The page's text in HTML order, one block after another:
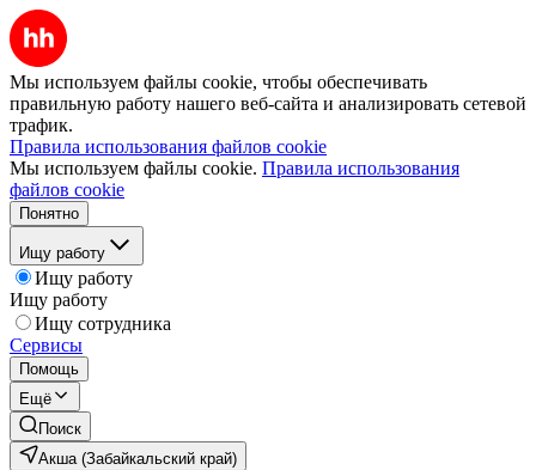
Мы используем файлы cookie, чтобы обеспечивать
правильную работу нашего веб-сайта и анализировать сетевой
трафик.
Правила использования файлов cookie
Мы используем файлы cookie. Правила использования
файлов cookie
Понятно
Ищу работу
Ищу работу
Ищу работу
Ищу сотрудника
Сервисы
Помощь
Ещё
Поиск
Акша (Забайкальский край)